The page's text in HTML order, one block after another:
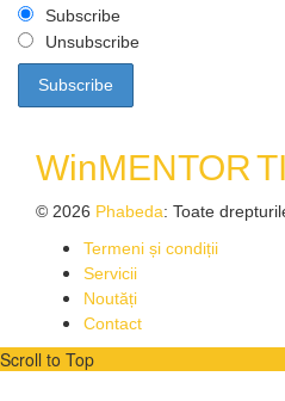
Subscribe
Unsubscribe
WinMENTOR
© 2026 Phabeda: Toate
Termeni și condiții
Servicii
Noutăți
Contact
Scroll to Top